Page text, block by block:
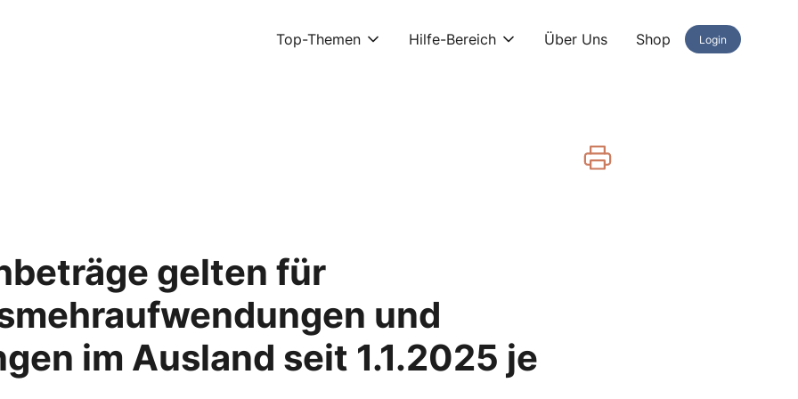
Top-Themen Hilfe-Bereich Über Uns Shop Login
gelten für
und
im Ausland seit 1.1.2025 je